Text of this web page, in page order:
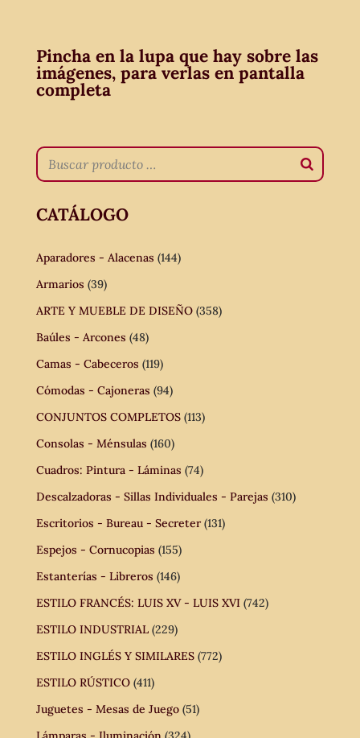
Pincha en la lupa que hay sobre las
imágenes, para verlas en pantalla
completa
CATÁLOGO
Aparadores - Alacenas (144)
Armarios (39)
ARTE Y MUEBLE DE DISEÑO (358)
Baúles - Arcones (48)
Camas - Cabeceros (119)
Cómodas - Cajoneras (94)
CONJUNTOS COMPLETOS (113)
Consolas - Ménsulas (160)
Cuadros: Pintura - Láminas (74)
Descalzadoras - Sillas Individuales - Parejas (310)
Escritorios - Bureau - Secreter (131)
Espejos - Cornucopias (155)
Estanterías - Libreros (146)
ESTILO FRANCÉS: LUIS XV - LUIS XVI (742)
ESTILO INDUSTRIAL (229)
ESTILO INGLÉS Y SIMILARES (772)
ESTILO RÚSTICO (411)
Juguetes - Mesas de Juego (51)